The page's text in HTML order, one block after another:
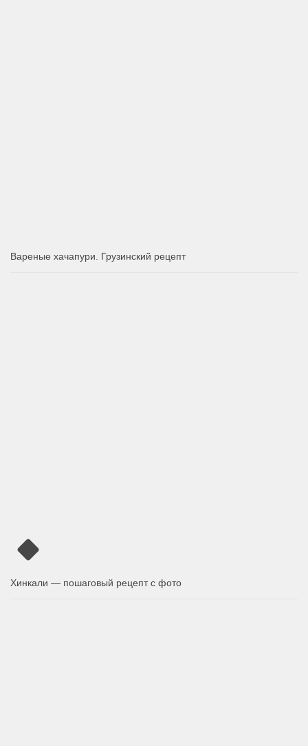
Вареные хачапури. Грузинский рецепт
Хинкали — пошаговый рецепт с фото